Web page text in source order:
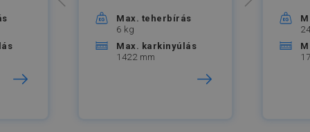
Max. teherbírás
6 kg
Max. karkinyúlás
1422 mm